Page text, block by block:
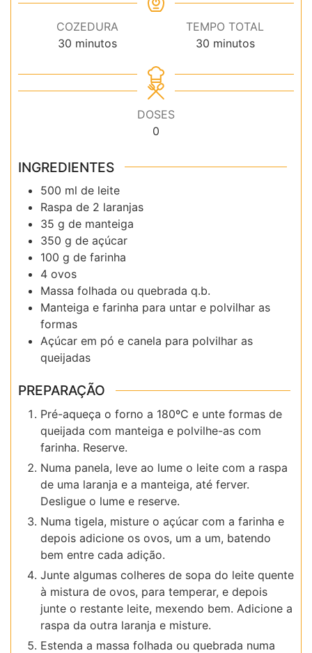
COZEDURA
30minutos
minutos
TEMPO TOTAL
30minutos
minutos
DOSES
0
INGREDIENTES
500 ml de leite
Raspa de 2 laranjas
35 g de manteiga
350 g de açúcar
100 g de farinha
4 ovos
Massa folhada ou quebrada q.b.
Manteiga e farinha para untar e polvilhar as
formas
Açúcar em pó e canela para polvilhar as
queijadas
PREPARAÇÃO
Pré-aqueça o forno a 180ºC e unte formas de
queijada com manteiga e polvilhe-as com
farinha. Reserve.
Numa panela, leve ao lume o leite com a raspa
de uma laranja e a manteiga, até ferver.
Desligue o lume e reserve.
Numa tigela, misture o açúcar com a farinha e
depois adicione os ovos, um a um, batendo
bem entre cada adição.
Junte algumas colheres de sopa do leite quente
à mistura de ovos, para temperar, e depois
junte o restante leite, mexendo bem. Adicione a
raspa da outra laranja e misture.
Estenda a massa folhada ou quebrada numa